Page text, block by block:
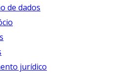
de dados
jurídico